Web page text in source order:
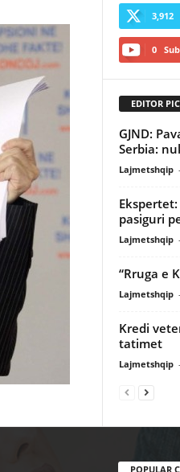
3,912
0
EDITOR
GJND:
Serbia:
Lajmetshqip -
pasiguri
Lajmetshqip -
“Rruga e
Lajmetshqip -
Kredi
tatimet
Lajmetshqip -
POPULAR